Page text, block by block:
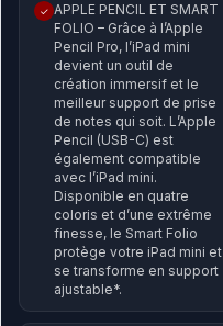
✓ APPLE PENCIL ET SMART
FOLIO – Grâce à l’Apple
Pencil Pro, l’iPad mini
devient un outil de
création immersif et le
meilleur support de prise
de notes qui soit. L’Apple
Pencil (USB-C) est
également compatible
avec l’iPad mini.
Disponible en quatre
coloris et d’une extrême
finesse, le Smart Folio
protège votre iPad mini et
se transforme en support
ajustable*.